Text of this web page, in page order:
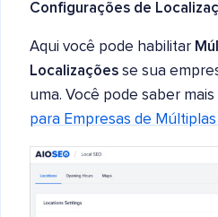
Configurações de
Aqui você pode habilitar
Localizações se sua
uma. Você pode saber
para Empresas de